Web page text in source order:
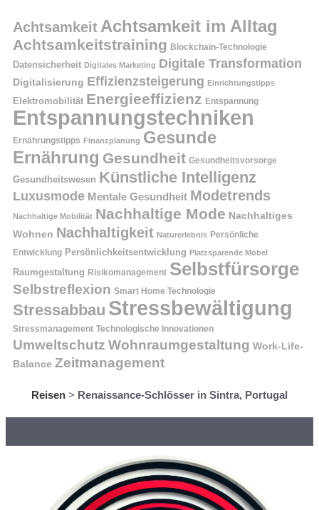
Achtsamkeit Achtsamkeit im Alltag
Achtsamkeitstraining Blockchain-Technologie
Datensicherheit Digitales Marketing Digitale Transformation
Digitalisierung Effizienzsteigerung Einrichtungstipps
Elektromobilität Energieeffizienz Entspannung
Entspannungstechniken
Ernährungstipps Finanzplanung Gesunde
Ernährung Gesundheit Gesundheitsvorsorge
Gesundheitswesen Künstliche Intelligenz
Luxusmode Mentale Gesundheit Modetrends
Nachhaltige Mobilität Nachhaltige Mode Nachhaltiges
Wohnen Nachhaltigkeit Naturerlebnis Persönliche
Entwicklung Persönlichkeitsentwicklung Platzsparende Möbel
Raumgestaltung Risikomanagement Selbstfürsorge
Selbstreflexion Smart Home Technologie
Stressabbau Stressbewältigung
Stressmanagement Technologische Innovationen
Umweltschutz Wohnraumgestaltung Work-Life-
Balance Zeitmanagement
Reisen > Renaissance-Schlösser in Sintra, Portugal